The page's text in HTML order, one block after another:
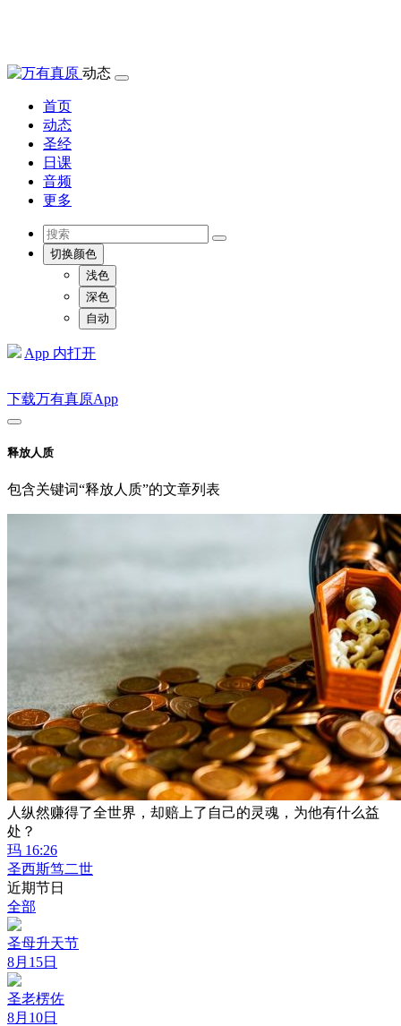
动态
首页
动态
圣经
日课
音频
更多
切换颜色
浅色
深色
自动
App 内打开
下载万有真原App
释放人质
包含关键词“释放人质”的文章列表
人纵然赚得了全世界，却赔上了自己的灵魂，为他有什么益
处？
玛 16:26
圣西斯笃二世
近期节日
全部
圣母升天节
8月15日
圣老楞佐
8月10日